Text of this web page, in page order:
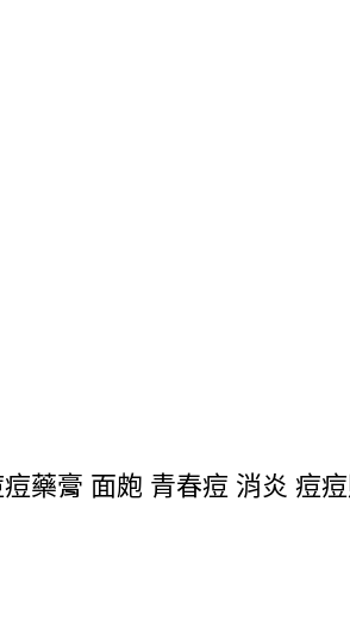
藥膏 面皰 青春痘 消炎 痘